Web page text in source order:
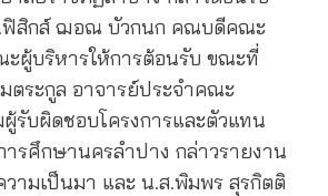
.ฟิสิกส์ ฌอณ บัวกนก คณบดีคณะ
ะผู้บริหารให้การต้อนรับ ขณะที่
ตระกูล อาจารย์ประจำคณะ
รับผิดชอบโครงการและตัวแทน
ารศึกษานครลำปาง กล่าวรายงาน
วามเป็นมา และ น.ส.พิมพร สุรกิตติ